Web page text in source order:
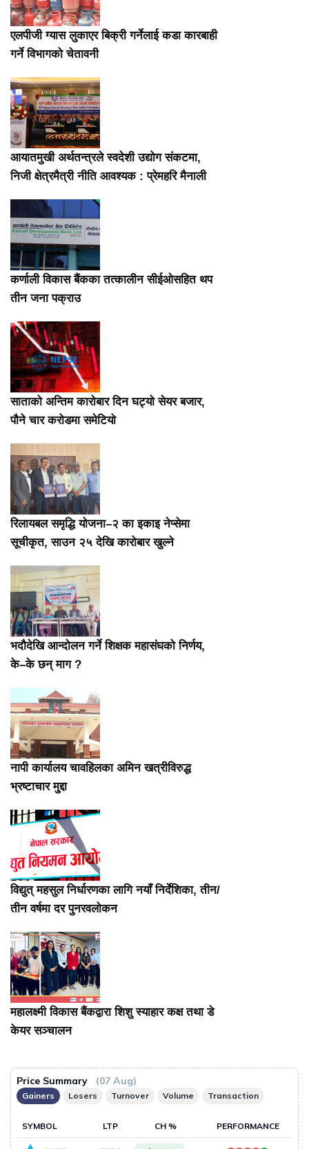
एलपीजी ग्यास लुकाएर बिक्री गर्नेलाई कडा कारबाही
गर्ने विभागको चेतावनी
आयातमुखी अर्थतन्त्रले स्वदेशी उद्योग संकटमा,
निजी क्षेत्रमैत्री नीति आवश्यक : प्रेमहरि मैनाली
कर्णाली विकास बैंकका तत्कालीन सीईओसहित थप
तीन जना पक्राउ
साताको अन्तिम कारोबार दिन घट्यो सेयर बजार,
पौने चार करोडमा समेटियो
रिलायबल समृद्धि योजना–२ का इकाइ नेप्सेमा
सूचीकृत, साउन २५ देखि कारोबार खुल्ने
भदौदेखि आन्दोलन गर्ने शिक्षक महासंघको निर्णय,
के–के छन् माग ?
नापी कार्यालय चावहिलका अमिन खत्रीविरुद्ध
भ्रष्टाचार मु्द्दा
विद्युत् महसुल निर्धारणका लागि नयाँ निर्देशिका, तीन/
तीन वर्षमा दर पुनरवलोकन
महालक्ष्मी विकास बैंकद्वारा शिशु स्याहार कक्ष तथा डे
केयर सञ्चालन